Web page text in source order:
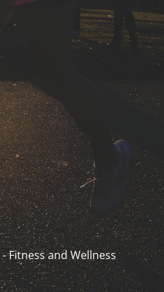
Fitness and Wellness